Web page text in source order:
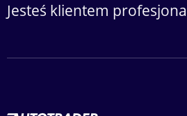
Jesteś klientem